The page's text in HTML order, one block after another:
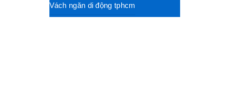
Vách ngăn di động tphcm